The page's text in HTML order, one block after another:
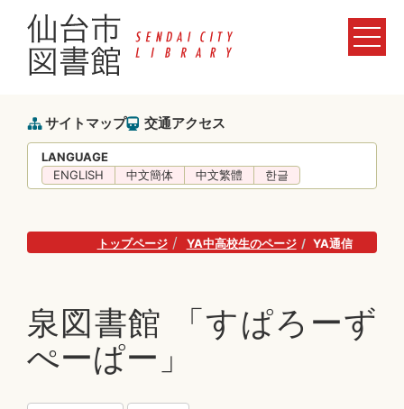
サイトマップ 交通アクセス
LANGUAGE
ENGLISH
中文簡体 中文繁體 한글
トップページ YA中高校生のページ YA通信
泉図書館 「すぱろーず
ぺーぱー」